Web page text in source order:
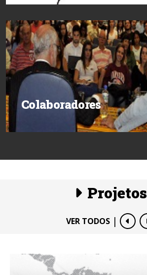
Colaboradores
Projetos
VER TODOS |